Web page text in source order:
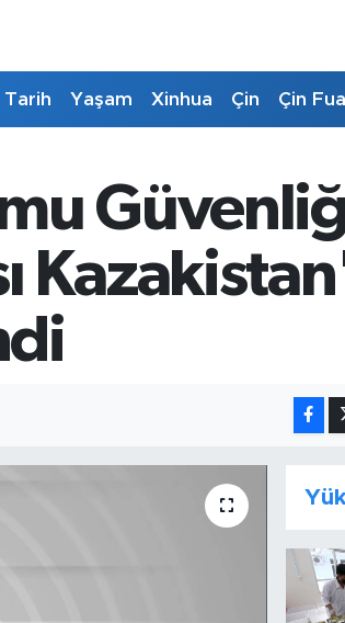
Tarih Yaşam Xinhua Çin Çin